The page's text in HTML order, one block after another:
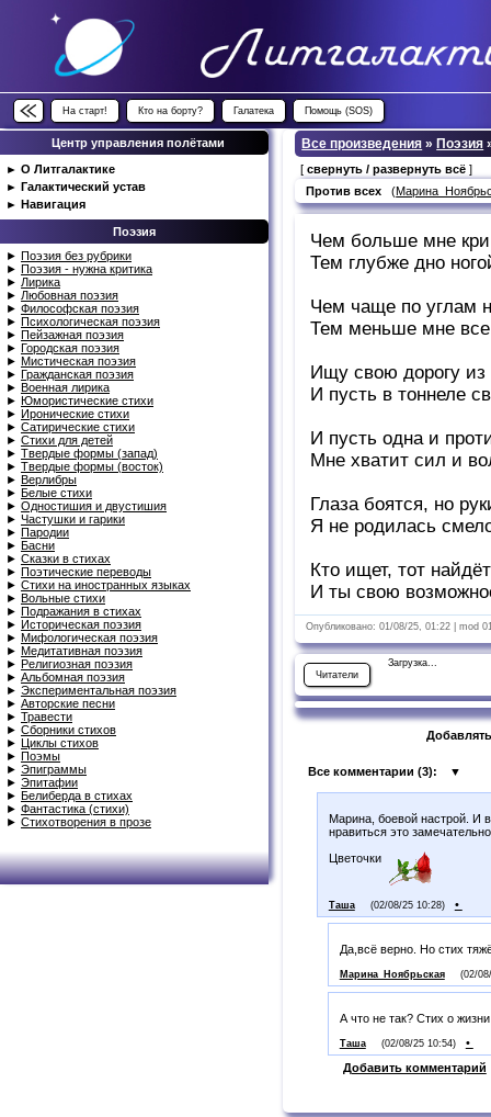
На старт! Кто на борту? Галатека Помощь (SOS)
Центр управления полётами
► О Литгалактике
► Галактический устав
► Навигация
Поэзия
► Поэзия без рубрики
► Поэзия - нужна критика
► Лирика
► Любовная поэзия
► Философская поэзия
► Психологическая поэзия
► Пейзажная поэзия
► Городская поэзия
► Мистическая поэзия
► Гражданская поэзия
► Военная лирика
► Юмористические стихи
► Иронические стихи
► Сатирические стихи
► Стихи для детей
► Твердые формы (запад)
► Твердые формы (восток)
► Верлибры
► Белые стихи
► Одностишия и двустишия
► Частушки и гарики
► Пародии
► Басни
► Сказки в стихах
► Поэтические переводы
► Стихи на иностранных языках
► Вольные стихи
► Подражания в стихах
► Историческая поэзия
► Мифологическая поэзия
► Медитативная поэзия
► Религиозная поэзия
► Альбомная поэзия
► Экспериментальная поэзия
► Авторские песни
► Травести
► Сборники стихов
►
Циклы стихов
► Поэмы
► Эпиграммы
► Эпитафии
► Белиберда в стихах
► Фантастика (стихи)
► Стихотворения в прозе
Все произведения » Поэзия
[свернуть / развернуть всё ]
Против всех (
Чем больше мне
Тем глубже дно
Чем чаще по углам
Тем меньше мне
Ищу свою дорогу из
И пусть в тоннеле
И пусть одна и
Мне хватит сил и
Глаза боятся, но
Я не родилась
Кто ищет, тот
И ты свою
Опубликовано: 01/08/25, 01:22 | mod
Читатели
Загрузка...
Все комментарии (3): ▼
Марина, боевой настрой. И
нравиться это
Цветочки
Таша (02/08/25 10:28) •
Да,всё верно. Но стих
Марина_Ноябрьская (02/
А что не так? Стих о
Таша (02/08/25 10:54)
•
Добавить комментарий